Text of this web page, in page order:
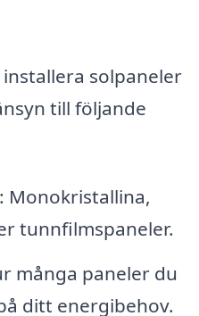
solpaneler
till följande
Monokristallina,
tunnfilmspaneler.
många paneler du
ditt energibehov.